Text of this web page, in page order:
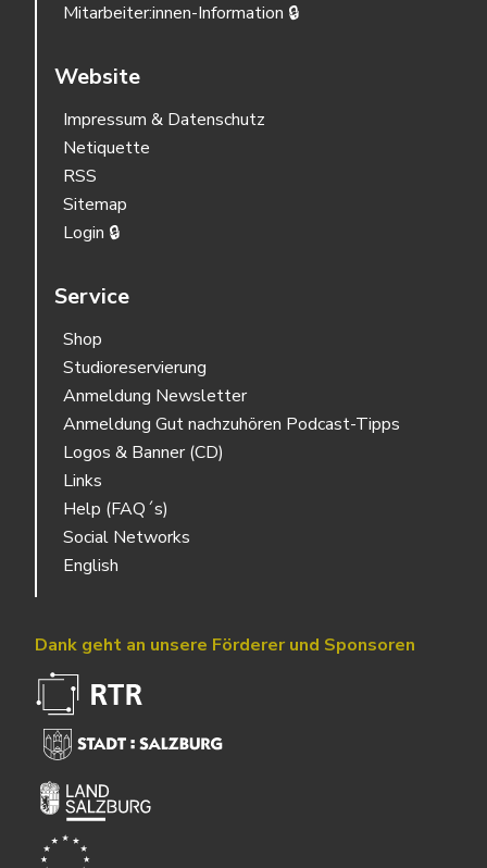
Mitarbeiter:innen-Information 🔒
Website
Impressum & Datenschutz
Netiquette
RSS
Sitemap
Login 🔒
Service
Shop
Studioreservierung
Anmeldung Newsletter
Anmeldung Gut nachzuhören Podcast-Tipps
Logos & Banner (CD)
Links
Help (FAQ´s)
Social Networks
English
Dank geht an unsere Förderer und Sponsoren